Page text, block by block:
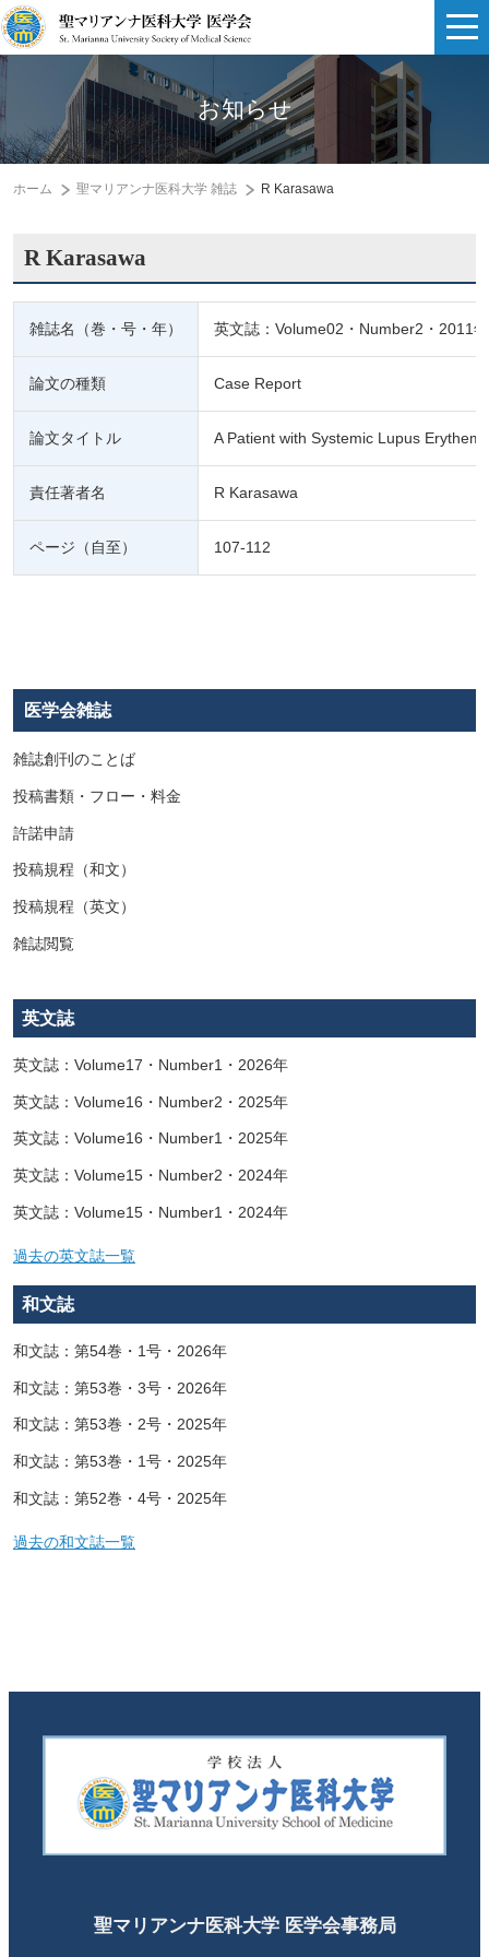
お知らせ
ホーム 聖マリアンナ医科大学 雑誌 R Karasawa
R Karasawa
雑誌名（巻・号・年） 英文誌：Volume02・Number2・2011年
論文の種類 Case Report
論文タイトル A Patient with Systemic Lupus
責任著者名 R Karasawa
ページ（自至） 107-112
医学会雑誌
雑誌創刊のことば
投稿書類・フロー・料金
許諾申請
投稿規程（和文）
投稿規程（英文）
雑誌閲覧
英文誌
英文誌：Volume17・Number1・2026年
英文誌：Volume16・Number2・2025年
英文誌：Volume16・Number1・2025年
英文誌：Volume15・Number2・2024年
英文誌：Volume15・Number1・2024年
過去の英文誌一覧
和文誌
和文誌：第54巻・1号・2026年
和文誌：第53巻・3号・2026年
和文誌：第53巻・2号・2025年
和文誌：第53巻・1号・2025年
和文誌：第52巻・4号・2025年
過去の和文誌一覧
聖マリアンナ医科大学 医学会事務局